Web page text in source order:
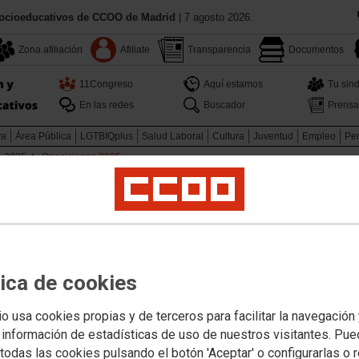
de cookies
usa cookies propias y de terceros para facilitar la navegación
de estadísticas de uso de nuestros visitantes.
las cookies pulsando el botón 'Aceptar' o configurarlas o
de CCOO de Madrid | 7 agosto 2026.
Zona afiliación Afiliate Transparencia Documentos
11Congreso Aquí estamos
Tu
En las redes
Buscador Prensa
Área Pública LGTBIQplus Salud Laboral Cultura Juventud Empleo
2025 Oposiciones 2025
FP y RE
para ingreso y accesos a
de Secundaria, FP y
fase de prácticas.